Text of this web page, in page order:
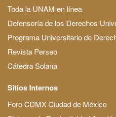
Toda la UNAM en línea
Defensoría de los Derechos
Programa Universitario de
Revista Perseo
Cátedra Solana
Sitios Internos
Foro CDMX Ciudad de México